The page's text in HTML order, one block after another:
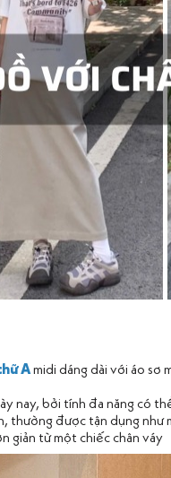
Amidi dáng dài với áo sơ
nay, bởi tính đa năng có
được tận dụng như
giản từ một chiếc chân váy